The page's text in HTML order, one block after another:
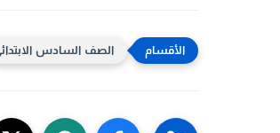
الصف السادس